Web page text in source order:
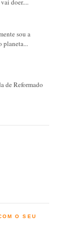
doer....
sou a
planeta...
de Reformado
O SEU